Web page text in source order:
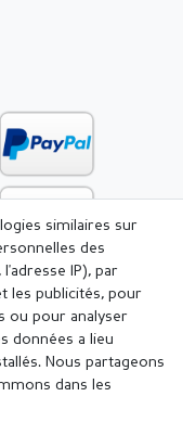
similaires sur
des
IP), par
les publicités, pour
ou pour analyser
données a lieu
Nous partageons
dans les